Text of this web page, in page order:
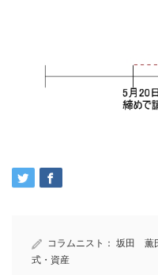
コラムニスト： 坂田 薫
式・資産